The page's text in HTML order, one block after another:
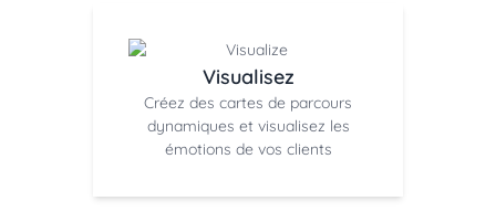
Visualisez
Créez des cartes de parcours
dynamiques et visualisez les
émotions de vos clients